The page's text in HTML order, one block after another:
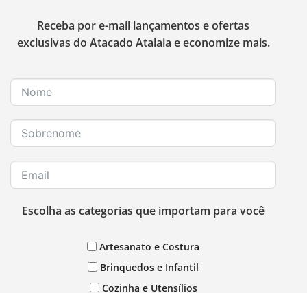
Receba por e-mail lançamentos e ofertas
exclusivas do Atacado Atalaia e economize mais.
Escolha as categorias que importam para você
Artesanato e Costura
Brinquedos e Infantil
Cozinha e Utensílios